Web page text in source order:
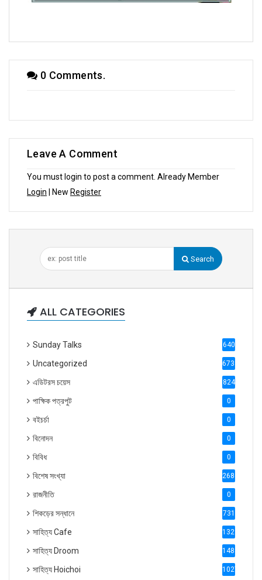
0 Comments.
Leave A Comment
You must login to post a comment. Already Member
Login | New Register
Search
ALL CATEGORIES
Sunday Talks 640
Uncategorized 6738
এডিটরস চয়েস 824
পাক্ষিক পত্রপুট 0
বইচর্চা 0
বিনোদন 0
বিবিধ 0
বিশেষ সংখ্যা 2686
রাজনীতি 0
শিকড়ের সন্ধানে 731
সাহিত্য Cafe 1321
সাহিত্য Droom 1488
সাহিত্য Hoichoi 1027